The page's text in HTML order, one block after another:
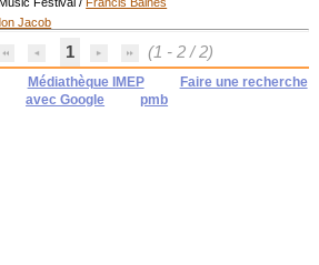
Jacob
1 (1 - 2 / 2)
Médiathèque IMEP
Faire une recherche
avec Google
pmb